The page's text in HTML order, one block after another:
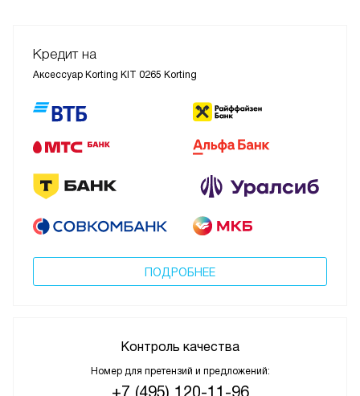
Кредит на
Аксессуар Korting KIT 0265 Korting
ПОДРОБНЕЕ
Контроль качества
Номер для претензий и предложений:
+7 (495) 120-11-96